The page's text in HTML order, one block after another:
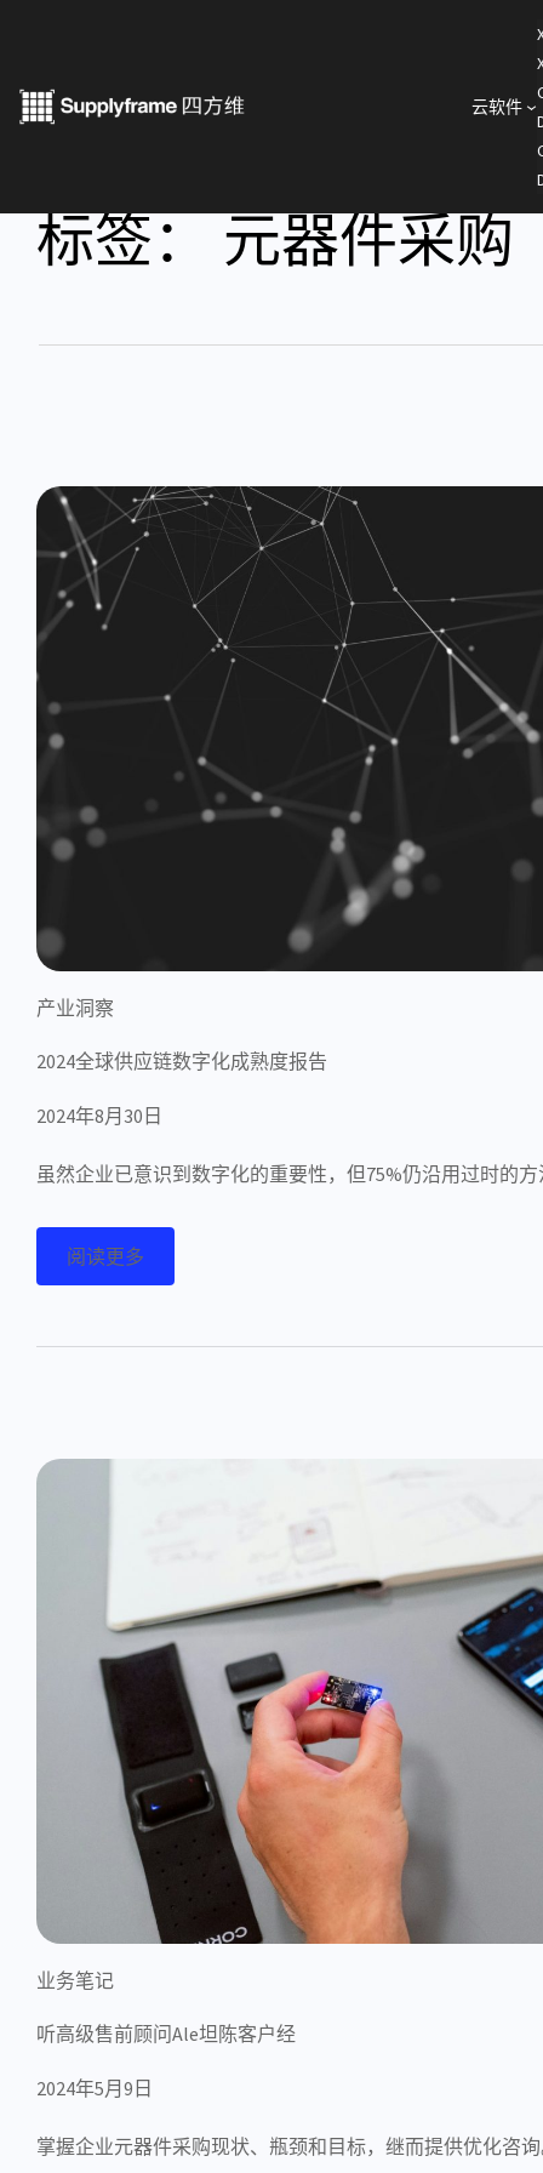
云软件
标签： 元器件采购
产业洞察
2024全球供应链数字化成熟度报告
2024年8月30日
虽然企业已意识到数字化的重要性，但75%仍沿用过时的
阅读更多
业务笔记
听高级售前顾问Ale坦陈客户经
2024年5月9日
掌握企业元器件采购现状、瓶颈和目标，继而提供优化咨